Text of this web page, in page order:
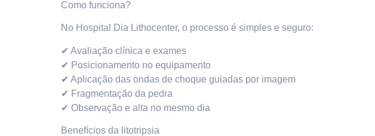
Como funciona?
No Hospital Dia Lithocenter, o processo é simples e seguro:
✔ Avaliação clínica e exames
✔ Posicionamento no equipamento
✔ Aplicação das ondas de choque guiadas por imagem
✔ Fragmentação da pedra
✔ Observação e alta no mesmo dia
Benefícios da litotripsia